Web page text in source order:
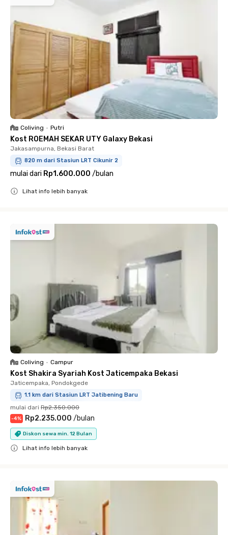
Coliving • Putri
Kost ROEMAH SEKAR UTY Galaxy Bekasi
Jakasampurna, Bekasi Barat
820 m dari Stasiun LRT Cikunir 2
mulai dari Rp1.600.000 /bulan
Lihat info lebih banyak
Coliving • Campur
Kost Shakira Syariah Kost Jaticempaka Bekasi
Jaticempaka, Pondokgede
1.1 km dari Stasiun LRT Jatibening Baru
mulai dari Rp2.350.000
-4% Rp2.235.000 /bulan
Diskon sewa min. 12 Bulan
Lihat info lebih banyak